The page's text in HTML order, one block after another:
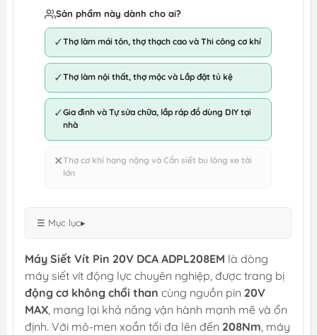
Sản phẩm này dành cho ai?
✓Thợ làm mái tôn, thợ thạch cao và Thi công cơ khí
✓Thợ làm nội thất, thợ mộc và Lắp đặt tủ kệ
✓Gia đình và Tự sửa chữa, lắp ráp đồ dùng DIY tại
nhà
✕Thợ cơ khí hạng nặng và Cần siết bu lông xe tải
lớn
☰ Mục lục▸
Máy Siết Vít Pin 20V DCA ADPL208EM là dòng
máy siết vít động lực chuyên nghiệp, được trang bị
động cơ không chổi than cùng nguồn pin 20V
MAX, mang lại khả năng vận hành mạnh mẽ và ổn
định. Với mô-men xoắn tối đa lên đến 208Nm, máy